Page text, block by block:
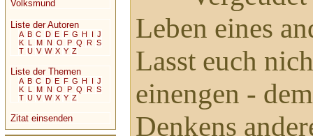
Leben eines
Lasst euch
einengen -
Denkens
Volksmund
Liste der Autoren
A B C D E F G H I J
K L M N O P Q R S
T U V W X Y Z
Liste der Themen
A B C D E F G H I J
K L M N O P Q R S
T U V W X Y Z
Zitat einsenden